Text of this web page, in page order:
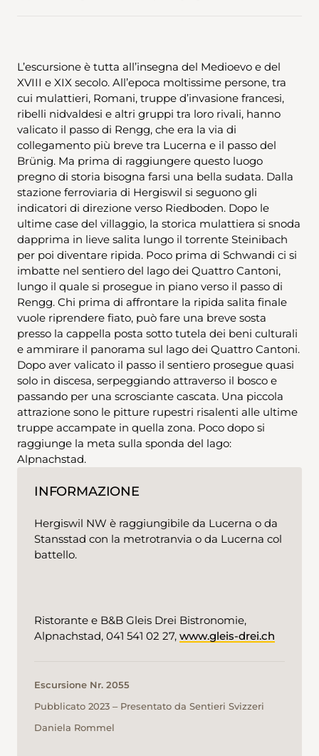
L’escursione è tutta all’insegna del Medioevo e del
XVIII e XIX secolo. All’epoca moltissime persone, tra
cui mulattieri, Romani, truppe d’invasione francesi,
ribelli nidvaldesi e altri gruppi tra loro rivali, hanno
valicato il passo di Rengg, che era la via di
collegamento più breve tra Lucerna e il passo del
Brünig. Ma prima di raggiungere questo luogo
pregno di storia bisogna farsi una bella sudata. Dalla
stazione ferroviaria di Hergiswil si seguono gli
indicatori di direzione verso Riedboden. Dopo le
ultime case del villaggio, la storica mulattiera si snoda
dapprima in lieve salita lungo il torrente Steinibach
per poi diventare ripida. Poco prima di Schwandi ci si
imbatte nel sentiero del lago dei Quattro Cantoni,
lungo il quale si prosegue in piano verso il passo di
Rengg. Chi prima di affrontare la ripida salita finale
vuole riprendere fiato, può fare una breve sosta
presso la cappella posta sotto tutela dei beni culturali
e ammirare il panorama sul lago dei Quattro Cantoni.
Dopo aver valicato il passo il sentiero prosegue quasi
solo in discesa, serpeggiando attraverso il bosco e
passando per una scrosciante cascata. Una piccola
attrazione sono le pitture rupestri risalenti alle ultime
truppe accampate in quella zona. Poco dopo si
raggiunge la meta sulla sponda del lago:
Alpnachstad.
INFORMAZIONE
Hergiswil NW è raggiungibile da Lucerna o da
Stansstad con la metrotranvia o da Lucerna col
battello.
Ristorante e B&B Gleis Drei Bistronomie,
Alpnachstad, 041 541 02 27, www.gleis-drei.ch
Escursione Nr. 2055
Pubblicato 2023 ‒ Presentato da Sentieri Svizzeri
Daniela Rommel